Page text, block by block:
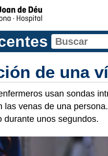
de una
usan sondas
las venas de una
durante unos segundos.